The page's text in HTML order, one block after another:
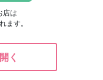
店は
ます。
く